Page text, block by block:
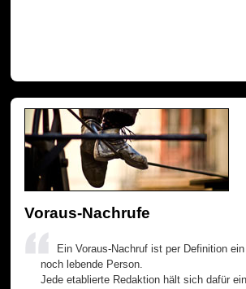
Voraus-Nachrufe
Ein Voraus-Nachruf ist per Definition
noch lebende Person.
Jede etablierte Redaktion hält sich dafür